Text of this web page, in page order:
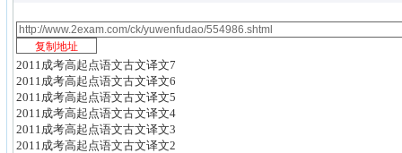
2011成考高起点语文古文译文7
2011成考高起点语文古文译文6
2011成考高起点语文古文译文5
2011成考高起点语文古文译文4
2011成考高起点语文古文译文3
2011成考高起点语文古文译文2